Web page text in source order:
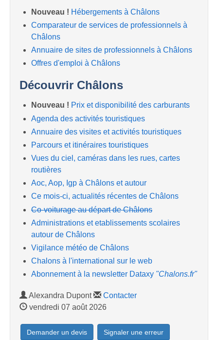
Nouveau ! Hébergements à Châlons
Comparateur de services de professionnels à
Châlons
Annuaire de sites de professionnels à Châlons
Offres d'emploi à Châlons
Découvrir Châlons
Nouveau ! Prix et disponibilité des carburants
Agenda des activités touristiques
Annuaire des visites et activités touristiques
Parcours et itinéraires touristiques
Vues du ciel, caméras dans les rues, cartes
routières
Aoc, Aop, Igp à Châlons et autour
Ce mois-ci, actualités récentes de Châlons
Co-voiturage au départ de Châlons
Administrations et etablissements scolaires
autour de Châlons
Vigilance météo de Châlons
Chalons à l'international sur le web
Abonnement à la newsletter Dataxy "Chalons.fr"
Alexandra Dupont
Contacter
vendredi 07 août 2026
Demander un devis Signaler une erreur